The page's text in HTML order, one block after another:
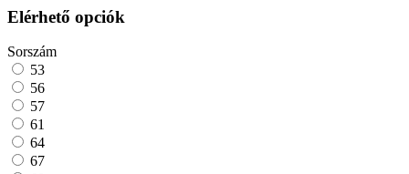
Elérhető opciók
Sorszám
53
56
57
61
64
67